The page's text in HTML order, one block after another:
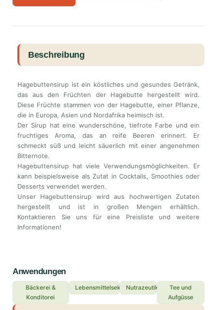
Beschreibung
Hagebuttensirup ist ein köstliches und gesundes Getränk,
das aus den Früchten der Hagebutte hergestellt wird.
Diese Früchte stammen von der Hagebutte, einer Pflanze,
die in Europa, Asien und Nordafrika heimisch ist.
Der Sirup hat eine wunderschöne, tiefrote Farbe und ein
fruchtiges Aroma, das an reife Beeren erinnert. Er
schmeckt süß und leicht säuerlich mit einer angenehmen
Bitternote.
Hagebuttensirup hat viele Verwendungsmöglichkeiten. Er
kann beispielsweise als Zutat in Cocktails, Smoothies oder
Desserts verwendet werden.
Unser Hagebuttensirup wird aus hochwertigen Zutaten
hergestellt und ist in großen Mengen erhältlich.
Kontaktieren Sie uns für eine Preisliste und weitere
Informationen!
Anwendungen
Bäckerei &
Konditorei
LebensmittelsektorNutrazeutika
Tee und
Aufgüsse